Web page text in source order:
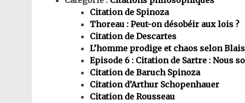
Citation de Spinoza
Thoreau : Peut-on désobéir aux lois ?
Citation de Descartes
L’homme prodige et chaos selon
Episode 6 : Citation de Sartre : Nous
Citation de Baruch Spinoza
Citation d’Arthur Schopenhauer
Citation de Rousseau